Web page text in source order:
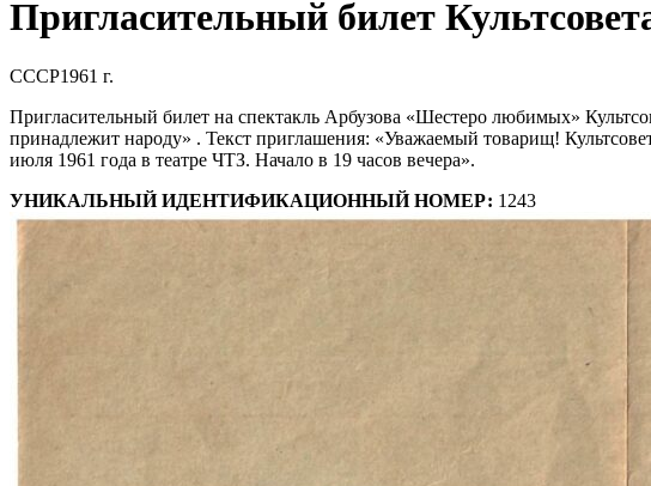
Пригласительный билет
СССР1961 г.
Пригласительный билет на спектакль Арбузова «Шестеро любимых»
принадлежит народу» . Текст приглашения: «Уважаемый товарищ!
июля 1961 года в театре ЧТЗ. Начало в 19 часов вечера».
УНИКАЛЬНЫЙ ИДЕНТИФИКАЦИОННЫЙ НОМЕР: 1243